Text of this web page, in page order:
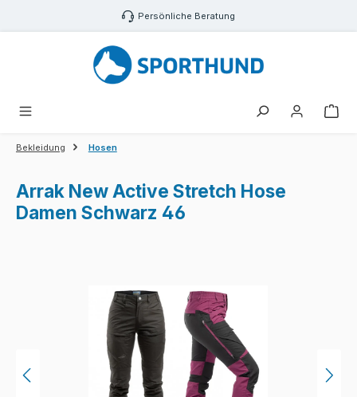
Zum Hauptinhalt springen Persönliche Beratung
Bekleidung Hosen
Arrak New Active Stretch Hose
Damen Schwarz 46
Bildergalerie überspringen